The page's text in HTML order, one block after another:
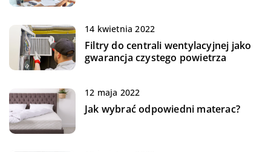
14 kwietnia 2022
Filtry do centrali wentylacyjnej jako
gwarancja czystego powietrza
12 maja 2022
Jak wybrać odpowiedni materac?